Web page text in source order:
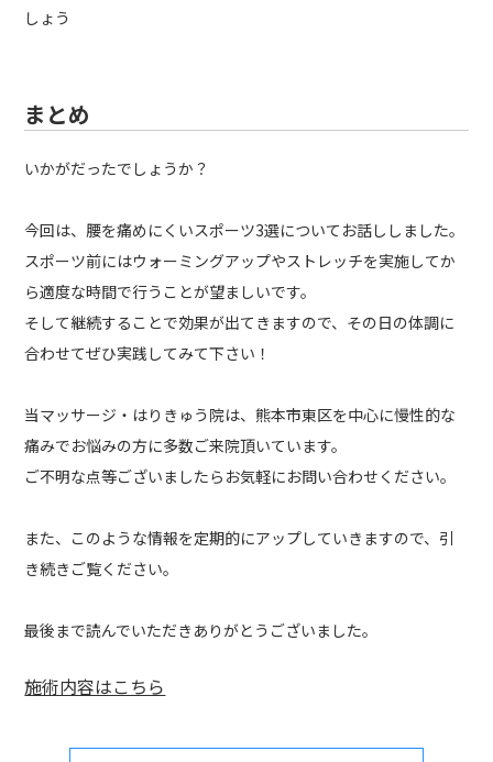
しょう
まとめ
いかがだったでしょうか？
今回は、腰を痛めにくいスポーツ3選についてお話ししました。
スポーツ前にはウォーミングアップやストレッチを実施してか
ら適度な時間で行うことが望ましいです。
そして継続することで効果が出てきますので、その日の体調に
合わせてぜひ実践してみて下さい！
当マッサージ・はりきゅう院は、熊本市東区を中心に慢性的な
痛みでお悩みの方に多数ご来院頂いています。
ご不明な点等ございましたらお気軽にお問い合わせください。
また、このような情報を定期的にアップしていきますので、引
き続きご覧ください。
最後まで読んでいただきありがとうございました。
施術内容はこちら